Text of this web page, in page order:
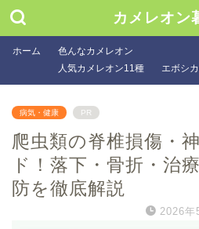
カメレオン
ホーム
色んなカメレオン
人気カメレオン11種
エボシ
病気・健康 PR
爬虫類の脊椎損傷・
ド！落下・骨折・治
防を徹底解説
2026年